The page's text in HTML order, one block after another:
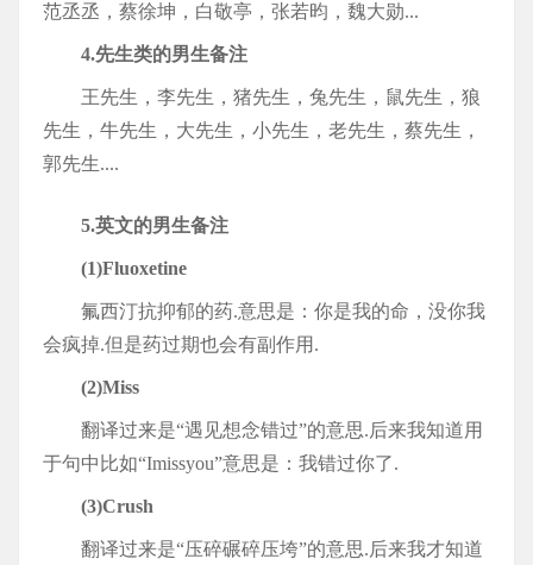
范丞丞，蔡徐坤，白敬亭，张若昀，魏大勋...
4.先生类的男生备注
王先生，李先生，猪先生，兔先生，鼠先生，狼
先生，牛先生，大先生，小先生，老先生，蔡先生，
郭先生....
5.英文的男生备注
(1)Fluoxetine
氟西汀抗抑郁的药.意思是：你是我的命，没你我
会疯掉.但是药过期也会有副作用.
(2)Miss
翻译过来是“遇见想念错过”的意思.后来我知道用
于句中比如“Imissyou”意思是：我错过你了.
(3)Crush
翻译过来是“压碎碾碎压垮”的意思.后来我才知道